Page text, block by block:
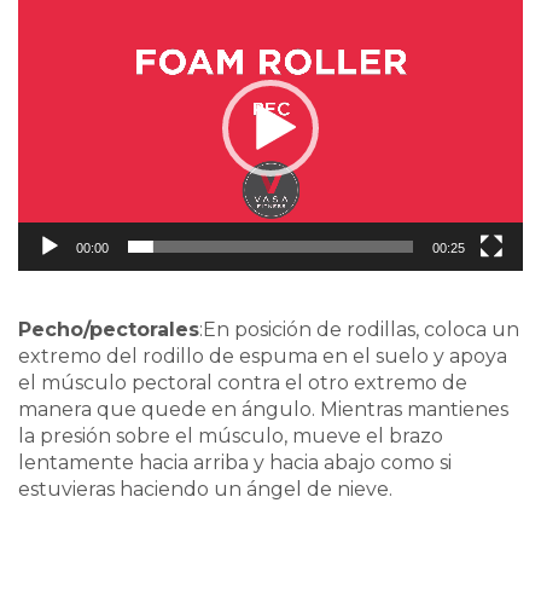
00:00 00:25
Pecho/pectorales:En posición de rodillas, coloca un
extremo del rodillo de espuma en el suelo y apoya
el músculo pectoral contra el otro extremo de
manera que quede en ángulo. Mientras mantienes
la presión sobre el músculo, mueve el brazo
lentamente hacia arriba y hacia abajo como si
estuvieras haciendo un ángel de nieve.